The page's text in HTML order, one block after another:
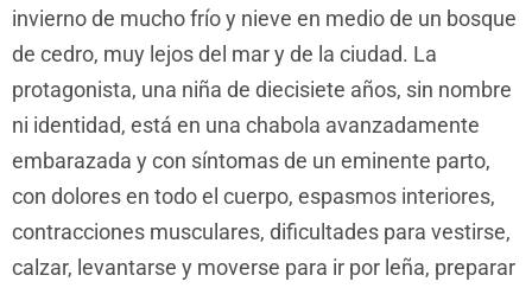
invierno de mucho frío y nieve en medio de un bosque
de cedro, muy lejos del mar y de la ciudad. La
protagonista, una niña de diecisiete años, sin nombre
ni identidad, está en una chabola avanzadamente
embarazada y con síntomas de un eminente parto,
con dolores en todo el cuerpo, espasmos interiores,
contracciones musculares, dificultades para vestirse,
calzar, levantarse y moverse para ir por leña, preparar